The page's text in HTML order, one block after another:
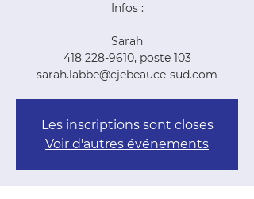
Infos :
Sarah
418 228-9610, poste 103
sarah.labbe@cjebeauce-sud.com
Les inscriptions sont closes
Voir d'autres événements